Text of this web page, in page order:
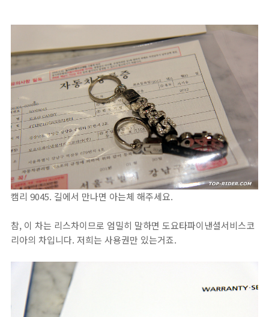
캠리 9045. 길에서 만나면 아는체 해주세요.
참, 이 차는 리스차이므로 엄밀히 말하면 도요타파이낸셜서비스코
리아의 차입니다. 저희는 사용권만 있는거죠.